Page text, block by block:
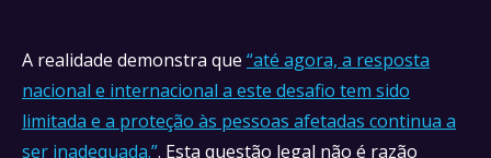
A realidade demonstra que “até agora, a resposta
nacional e internacional a este desafio tem sido
limitada e a proteção às pessoas afetadas continua a
ser inadequada.”. Esta questão legal não é razão